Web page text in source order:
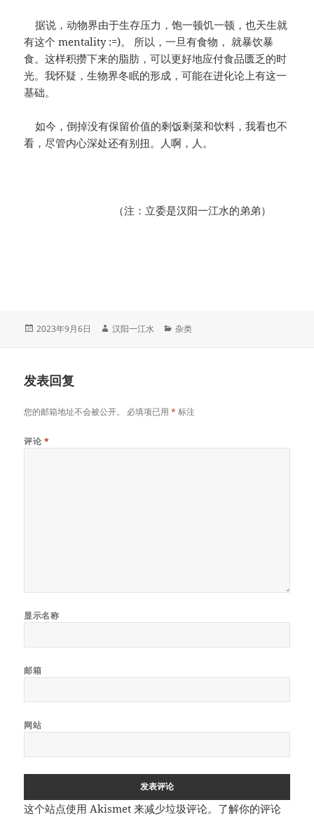
据说，动物界由于生存压力，饱一顿饥一顿，也天生就
有这个 mentality :=)。 所以，一旦有食物， 就暴饮暴
食。这样积攒下来的脂肪，可以更好地应付食品匮乏的时
光。我怀疑，生物界冬眠的形成，可能在进化论上有这一
基础。
如今，倒掉没有保留价值的剩饭剩菜和饮料，我看也不
看，尽管内心深处还有别扭。人啊，人。
（注：立委是汉阳一江水的弟弟）
发
2023年9月6日
作
汉阳一江水
分
杂类
发表回复
您的邮箱地址不会被公开。 必填项已用* 标注
评论 *
显示名称
邮箱
网站
这个站点使用 Akismet 来减少垃圾评论。 了解你的评论